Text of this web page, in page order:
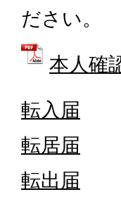
ださい。
本人確
転入届
転居届
転出届